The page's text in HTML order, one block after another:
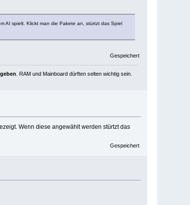
AI spielt. Klickt man die Pakete an, stürtzt das Spiel
Gespeichert
. RAM und Mainboard dürften selten wichtig sein.
Wenn diese angewählt werden stürtzt das
Gespeichert